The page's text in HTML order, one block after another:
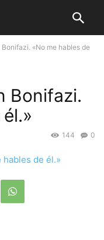
«No me hables de
Bonifazi.
0
144